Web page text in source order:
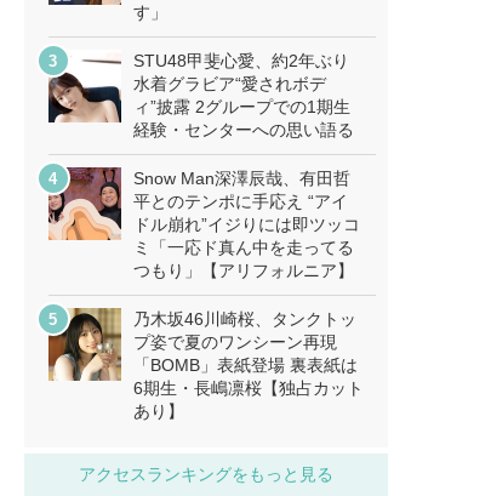
す」
STU48甲斐心愛、約2年ぶり
水着グラビア“愛されボデ
ィ”披露 2グループでの1期生
経験・センターへの思い語る
Snow Man深澤辰哉、有田哲
平とのテンポに手応え “アイ
ドル崩れ”イジりには即ツッコ
ミ「一応ド真ん中を走ってる
つもり」【アリフォルニア】
乃木坂46川崎桜、タンクトッ
プ姿で夏のワンシーン再現
「BOMB」表紙登場 裏表紙は
6期生・長嶋凛桜【独占カット
あり】
アクセスランキングをもっと見る